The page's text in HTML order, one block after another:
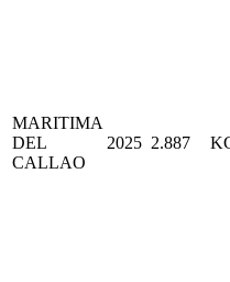
MARITIMA
DEL
CALLAO
2025 2.887